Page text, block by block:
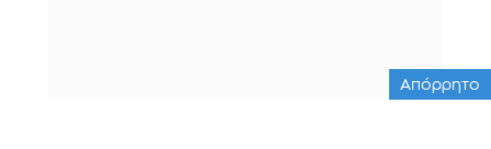
Απόρρητο